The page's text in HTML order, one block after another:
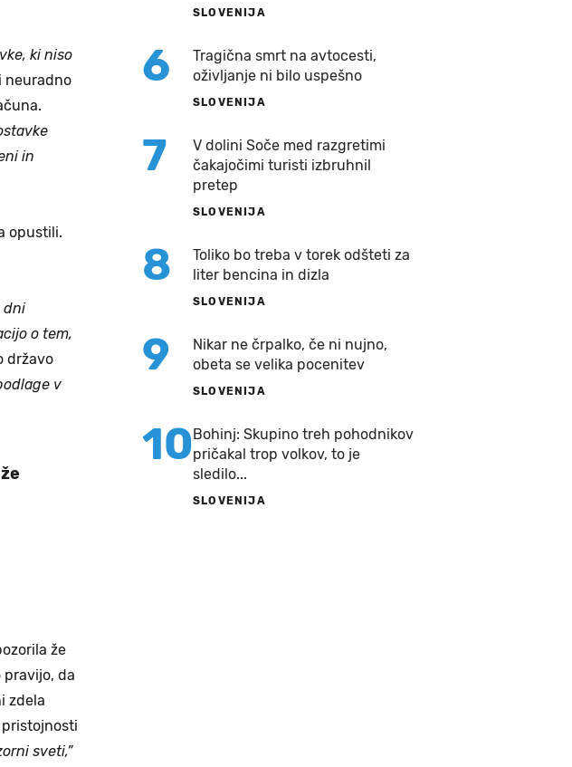
ki niso
neuradno
in
opustili.
dni
o tem,
državo
v
že
pravijo, da
zdela
sveti,”
SLOVENIJA
6
Tragična smrt na avtocesti,
oživljanje ni bilo uspešno
SLOVENIJA
7
V dolini Soče med razgretimi
čakajočimi turisti izbruhnil
pretep
SLOVENIJA
8
Toliko bo treba v torek odšteti za
liter bencina in dizla
SLOVENIJA
9
Nikar ne črpalko, če ni nujno,
obeta se velika pocenitev
SLOVENIJA
10Bohinj: Skupino treh pohodnikov
pričakal trop volkov, to je
sledilo...
SLOVENIJA